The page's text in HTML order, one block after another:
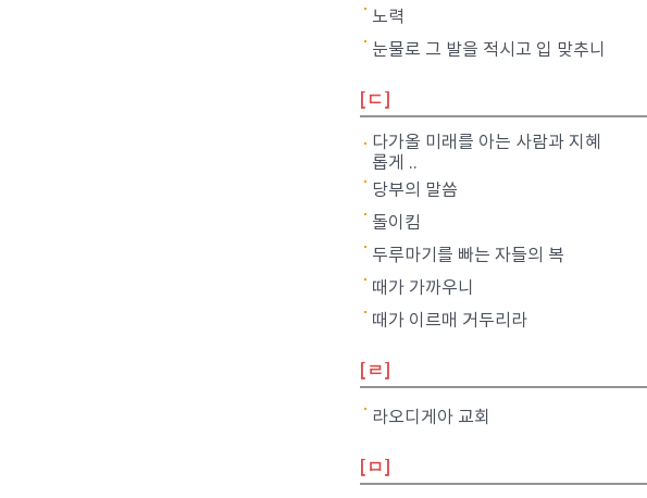
노력
눈물로 그 발을 적시고 입 맞추니
[ㄷ]
다가올 미래를 아는 사람과 지혜
롭게 ..
당부의 말씀
돌이킴
두루마기를 빠는 자들의 복
때가 가까우니
때가 이르매 거두리라
[ㄹ]
라오디게아 교회
[ㅁ]